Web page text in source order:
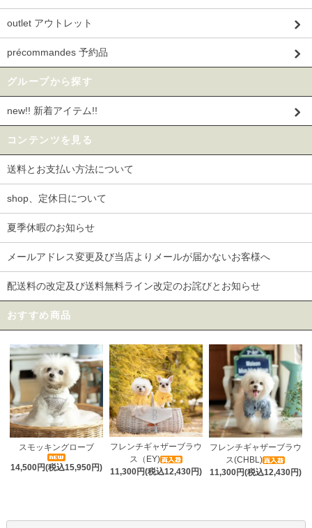
outlet アウトレット
précommandes 予約品
グループから探す
new!! 新着アイテム!!
コンテンツを見る
送料とお支払い方法について
shop、定休日について
夏季休暇のお知らせ
メールアドレス変更及び当店よりメールが届かないお客様へ
配送料の改定及び送料無料ライン改定のお詫びとお知らせ
おすすめ商品
スモッキングローブ
14,500円(税込15,950円)
フレンチギャザーブラウ
ス（EY)
11,300円(税込12,430円)
フレンチギャザーブラウ
ス(CHBL)
11,300円(税込12,430円)